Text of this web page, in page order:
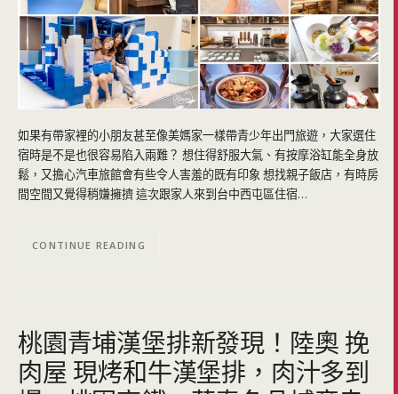
如果有帶家裡的小朋友甚至像美媽家一樣帶青少年出門旅遊，大家選住
宿時是不是也很容易陷入兩難？ 想住得舒服大氣、有按摩浴缸能全身放
鬆，又擔心汽車旅館會有些令人害羞的既有印象 想找親子飯店，有時房
間空間又覺得稍嫌擁擠 這次跟家人來到台中西屯區住宿…
CONTINUE READING
桃園青埔漢堡排新發現！陸奧 挽
肉屋 現烤和牛漢堡排，肉汁多到